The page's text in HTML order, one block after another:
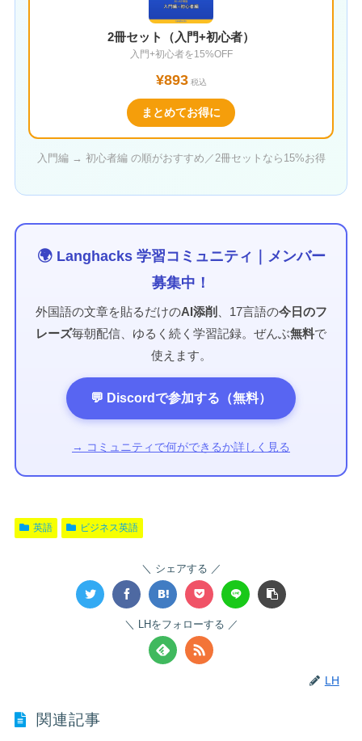
2冊セット（入門+初心者）
入門+初心者を15%OFF
¥893税込
まとめてお得に
入門編 → 初心者編 の順がおすすめ／2冊セットなら15%お得
🌍 Langhacks 学習コミュニティ｜メンバー
募集中！
外国語の文章を貼るだけのAI添削 、17言語の今日のフ
レーズ毎朝配信、ゆるく続く学習記録。ぜんぶ無料で
使えます。
💬 Discordで参加する（無料）
→ コミュニティで何ができるか詳しく見る
英語 ビジネス英語
シェアする
LHをフォローする
LH
関連記事